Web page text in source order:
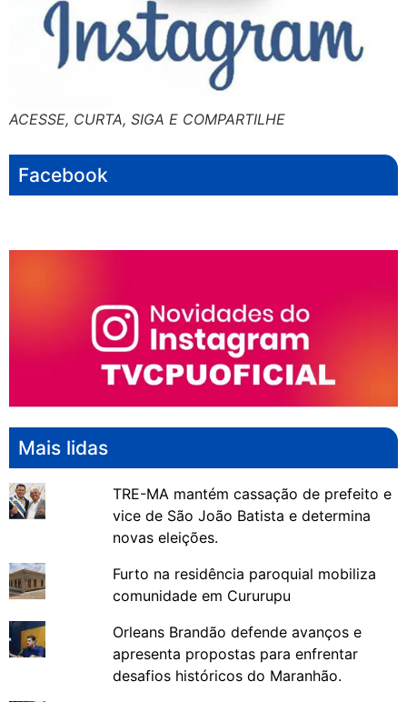
ACESSE, CURTA, SIGA E COMPARTILHE
Facebook
Mais lidas
TRE-MA mantém cassação de prefeito e
vice de São João Batista e determina
novas eleições.
Furto na residência paroquial mobiliza
comunidade em Cururupu
Orleans Brandão defende avanços e
apresenta propostas para enfrentar
desafios históricos do Maranhão.